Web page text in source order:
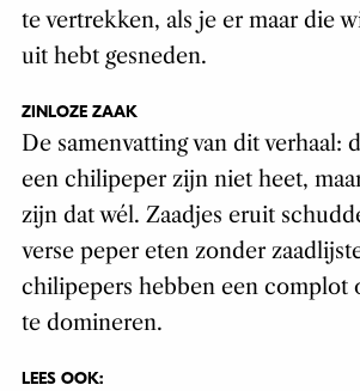
te vertrekken, als je er maar die
uit hebt gesneden.
ZINLOZE ZAAK
De samenvatting van dit verhaal:
een chilipeper zijn niet heet,
zijn dat wél. Zaadjes eruit
verse peper eten zonder
chilipepers hebben een complot
te domineren.
LEES OOK: